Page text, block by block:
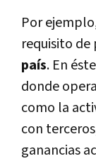
Por
requisito de
país. En
donde
como la
con
ganancias